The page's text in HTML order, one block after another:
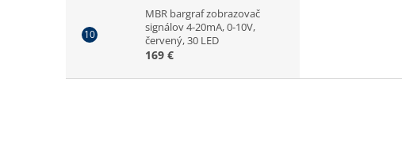
MBR bargraf zobrazovač
signálov 4-20mA, 0-10V,
červený, 30 LED
169 €